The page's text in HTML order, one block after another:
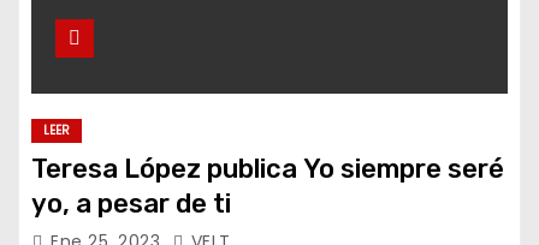
LEER
Teresa López publica Yo siempre seré
yo, a pesar de ti